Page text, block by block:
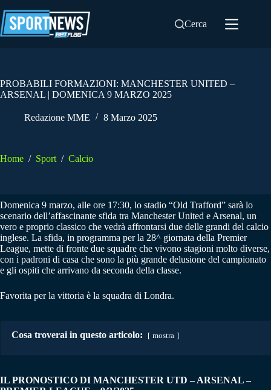
al
contenuto
Cerca
PROBABILI FORMAZIONI: MANCHESTER UNITED –
ARSENAL | DOMENICA 9 MARZO 2025
Redazione MME 8 Marzo 2025
Home / Sport / Calcio
Domenica 9 marzo, alle ore 17:30, lo stadio “Old Trafford” sarà lo
scenario dell’affascinante sfida tra Manchester United e Arsenal, un
vero e proprio classico che vedrà affrontarsi due delle grandi del calcio
inglese. La sfida, in programma per la 28^ giornata della Premier
League, mette di fronte due squadre che vivono stagioni molto diverse,
con i padroni di casa che sono la più grande delusione del campionato
e gli ospiti che arrivano da seconda della classe.
Favorita per la vittoria è la squadra di Londra.
Cosa troverai in questo articolo: mostra
IL PRONOSTICO DI MANCHESTER UTD – ARSENAL–